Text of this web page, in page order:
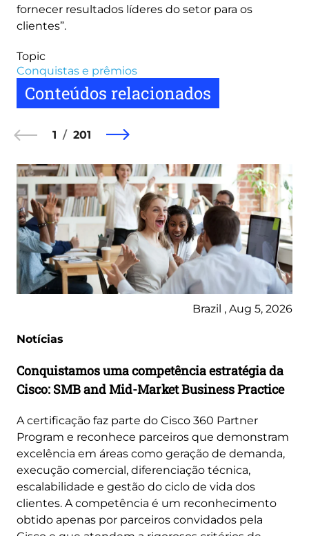
fornecer resultados líderes do setor para os
clientes”.
Topic
Conquistas e prêmios
Conteúdos relacionados
1 201
Brazil , Aug 5, 2026
Notícias
Conquistamos uma competência estratégia da
Cisco: SMB and Mid-Market Business Practice
A certificação faz parte do Cisco 360 Partner
Program e reconhece parceiros que demonstram
excelência em áreas como geração de demanda,
execução comercial, diferenciação técnica,
escalabilidade e gestão do ciclo de vida dos
clientes. A competência é um reconhecimento
obtido apenas por parceiros convidados pela